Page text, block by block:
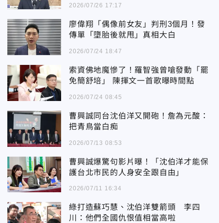
2026/07/26 17:17
廖偉翔「偶像前女友」判刑3個月！發
傳單「墮胎後就甩」真相大白
2026/07/24 18:47
索資佛地魔慘了！羅智強曾嗆發動「罷
免簡舒培」 陳揮文一首歌曝時間點
2026/07/24 08:45
曹興誠同台沈伯洋又開砲！詹為元酸：
把青鳥當白痴
2026/07/13 08:53
曹興誠爆驚句影片曝！「沈伯洋才能保
護台北市民的人身安全跟自由」
2026/07/11 16:34
綠打造蘇巧慧、沈伯洋雙箭頭 李四
川：他們全國仇恨值相當高啦